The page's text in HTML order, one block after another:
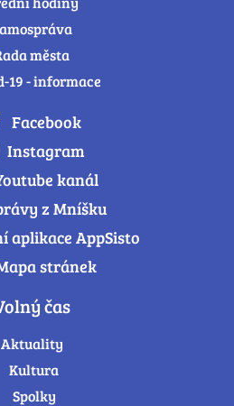
města
19 - informace
Facebook
Instagram
kanál
z Mníšku
aplikace AppSisto
stránek
čas
Aktuality
Kultura
Spolky